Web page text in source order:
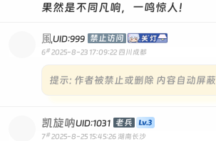
果然是不同凡响，一鸣惊人！
風UID:999 禁止访问
6# 2025-8-23 17:09:22 四川成都
提示: 作者被禁止或删除 内容自动屏蔽
凯旋呐UID:1031 老兵
7# 2025-8-25 15:45:26 湖南长沙